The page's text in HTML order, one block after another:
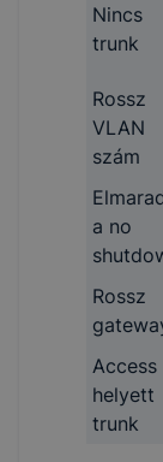
Nincs
trunk
Rossz
VLAN
szám
a no
Rossz
Access
helyett
trunk